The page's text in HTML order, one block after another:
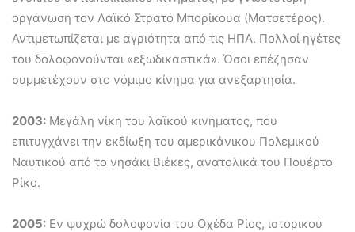
οργάνωση τον Λαϊκό Στρατό Μπορίκουα (Ματσετέρος).
Αντιμετωπίζεται με αγριότητα από τις ΗΠΑ. Πολλοί ηγέτες
του δολοφονούνται «εξωδικαστικά». Όσοι επέζησαν
συμμετέχουν στο νόμιμο κίνημα για ανεξαρτησία.
2003: Μεγάλη νίκη του λαϊκού κινήματος, που
επιτυγχάνει την εκδίωξη του αμερικάνικου Πολεμικού
Ναυτικού από το νησάκι Βιέκες, ανατολικά του Πουέρτο
Ρίκο.
2005: Εν ψυχρώ δολοφονία του Οχέδα Ρίος, ιστορικού